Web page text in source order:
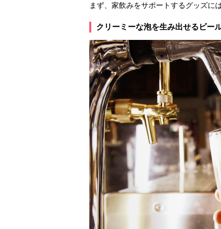
まず、家飲みをサポートするグッズに
クリーミーな泡を生み出せるビー